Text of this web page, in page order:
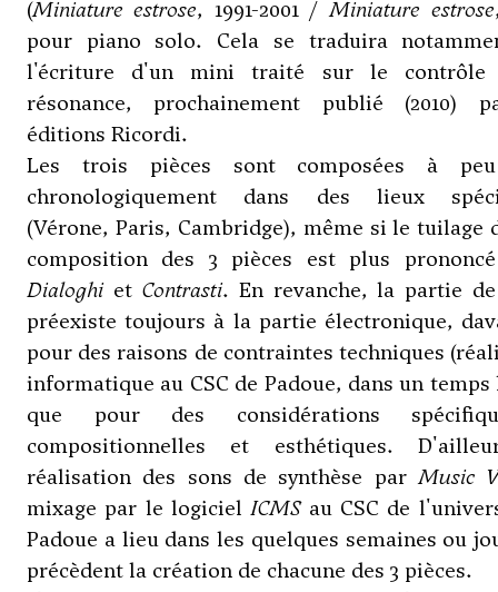
(Miniature estrose, 1991-2001 /Miniature estrose
pour piano solo. Cela se traduira
l'écriture d'un mini traité sur le
résonance, prochainement publié (2010)
éditions Ricordi.
Les trois pièces sont composées à
chronologiquement dans des lieux
(Vérone, Paris, Cambridge), même si le tuilage
composition des 3 pièces est plus
Dialoghiet Contrasti. En revanche, la partie
préexiste toujours à la partie électronique,
pour des raisons de contraintes techniques
informatique au CSC de Padoue, dans un
que pour des considérations
compositionnelles et esthétiques.
réalisation des sons de synthèse parMusic
mixage par le logicielICMSau CSC de
Padoue a lieu dans les quelques semaines ou
précèdent la création de chacune des 3 pièces.